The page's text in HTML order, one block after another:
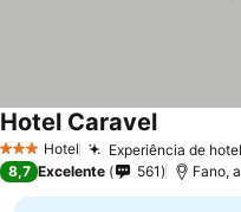
3 EstrelasHotel Experiência de
Hotel CaravelVer preços
8,7 Excelente 561 Fano,